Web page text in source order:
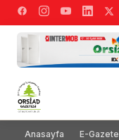
Anasayfa E-Gazete